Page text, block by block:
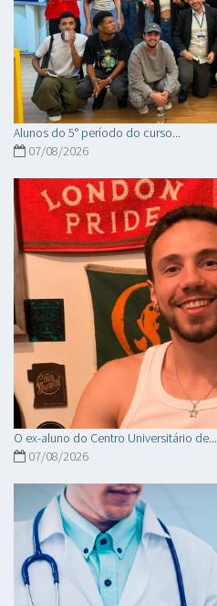
Alunos do 5° período do curso...
07/08/2026
O ex-aluno do Centro Universitário de...
07/08/2026